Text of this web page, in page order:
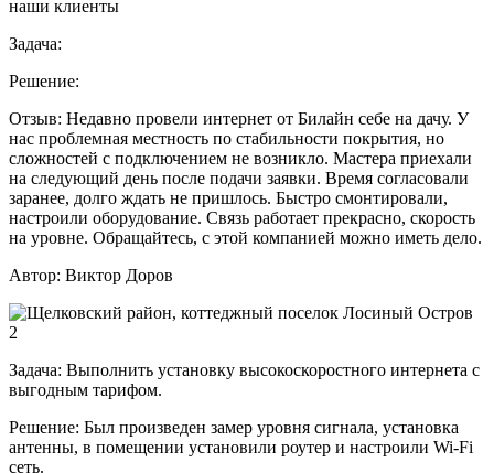
наши клиенты
Задача:
Решение:
Отзыв: Недавно провели интернет от Билайн себе на дачу. У
нас проблемная местность по стабильности покрытия, но
сложностей с подключением не возникло. Мастера приехали
на следующий день после подачи заявки. Время согласовали
заранее, долго ждать не пришлось. Быстро смонтировали,
настроили оборудование. Связь работает прекрасно, скорость
на уровне. Обращайтесь, с этой компанией можно иметь дело.
Автор: Виктор Доров
Задача: Выполнить установку высокоскоростного интернета с
выгодным тарифом.
Решение: Был произведен замер уровня сигнала, установка
антенны, в помещении установили роутер и настроили Wi-Fi
сеть.